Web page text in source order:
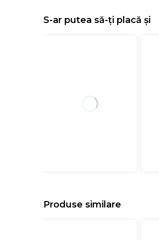
S-ar putea să-ți placă și
Produse similare